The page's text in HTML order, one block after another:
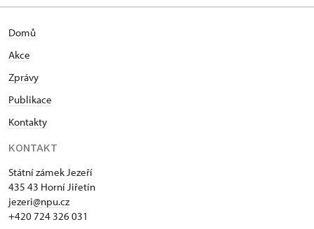
Domů
Akce
Zprávy
Publikace
Kontakty
KONTAKT
Státní zámek Jezeří
435 43 Horní Jiřetín
jezeri@npu.cz
+420 724 326 031